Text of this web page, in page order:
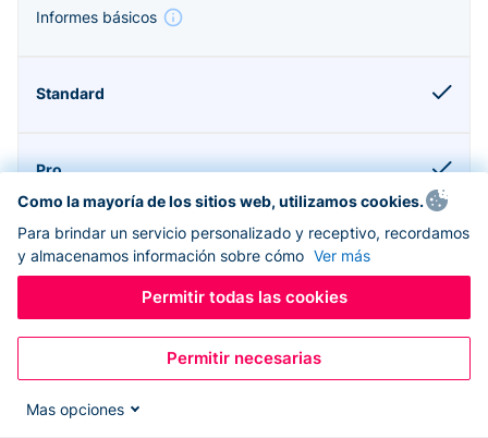
Informes básicos
Compatible con Donorbox CRM
Como la mayoría de los sitios web, utilizamos cookies.
Para brindar un servicio personalizado y receptivo, recordamos
y almacenamos información sobre cómo Ver más
Permitir todas las cookies
Permitir necesarias
Mas opciones